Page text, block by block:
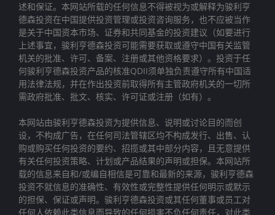
述和保证。本网站所载的任何信息不得被视为或解释为骏利亨
德森投资在中国提供投资管理或投资咨询服务，也不应被当作
是关于中国资本市场、证券和共同基金的投资建议（如要进行
上述事宜，骏利亨德森投资可能需要获取或遵守中国有关监管
机关的批准、许可、备案、注册或其他资格要求）。投资于任
何骏利亨德森投资产品的核准QDII须单独负责遵守所有中国适
用法律法规，并在作出投资前取得所有主管政府机关的一切所
需政府批准、批文、核实、许可证或注册（如有）。
本网站由骏利亨德森投资为提供信息、说明或讨论目的而创
设，不构成广告，在任何司法管辖区均不构成发行、出售、认
购或购买任何投资的要约、招揽或其中部分内容，且无意提供
有关任何投资策略、计划或产品结果的声明或担保。本网站所
载的信息来自和/或编自相信是可靠和最新的来源，骏利亨德森
投资不就信息的准确性、有效性或完整性提供任何明示或默示
的担保、保证或声明。骏利亨德森投资或其任何董事或员工对
任何人依赖此类信息而导致的任何损害不负任何责任，对此类